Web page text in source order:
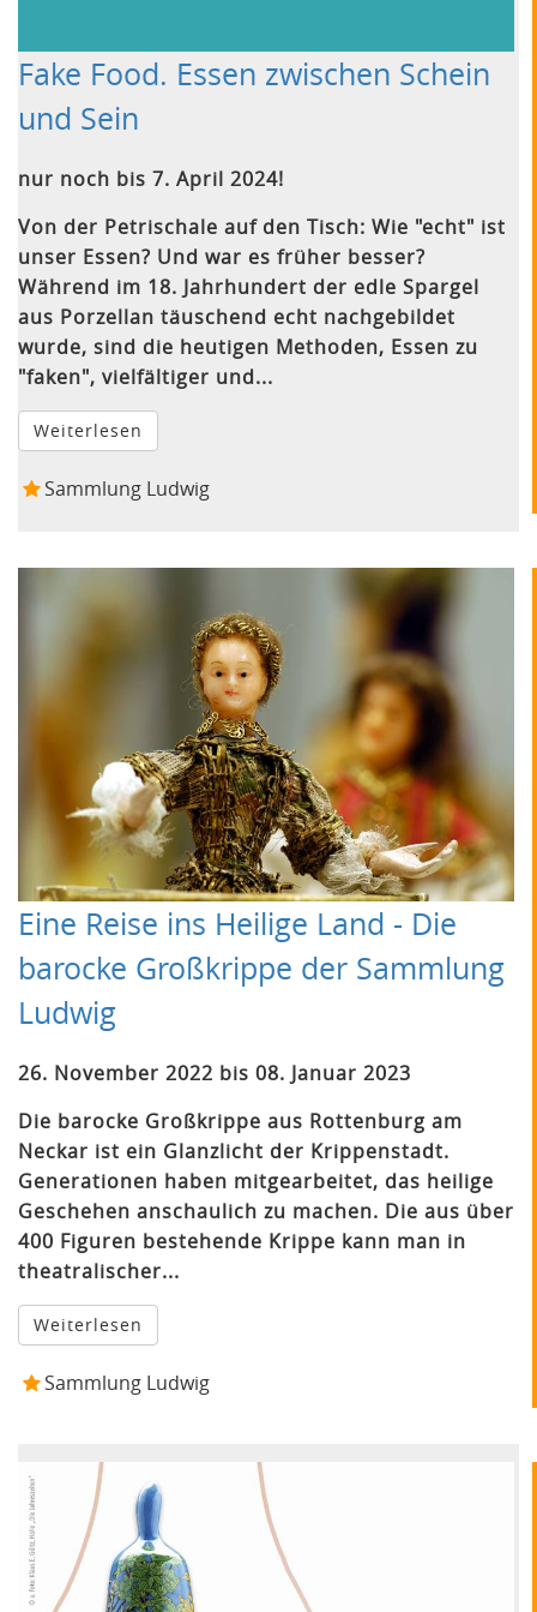
Fake Food. Essen zwischen Schein
und Sein
nur noch bis 7. April 2024!
Von der Petrischale auf den Tisch: Wie "echt" ist
unser Essen? Und war es früher besser?
Während im 18. Jahrhundert der edle Spargel
aus Porzellan täuschend echt nachgebildet
wurde, sind die heutigen Methoden, Essen zu
"faken", vielfältiger und...
Weiterlesen
Sammlung Ludwig
Eine Reise ins Heilige Land - Die
barocke Großkrippe der Sammlung
Ludwig
26. November 2022 bis 08. Januar 2023
Die barocke Großkrippe aus Rottenburg am
Neckar ist ein Glanzlicht der Krippenstadt.
Generationen haben mitgearbeitet, das heilige
Geschehen anschaulich zu machen. Die aus über
400 Figuren bestehende Krippe kann man in
theatralischer...
Weiterlesen
Sammlung Ludwig